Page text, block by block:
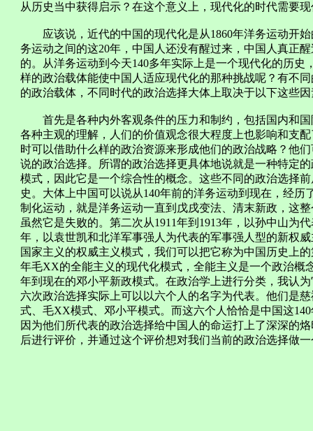
从历史当中获得启示？在这个意义上，现代化的时代需要
应该说，近代的中国的现代化是从1860年洋务运动开始
务运动之间的这20年，中国人还没有醒过来，中国人真正
的。从洋务运动到今天140多年实际上是一个现代化的历
样的政治载体能使中国人适应现代化的那种挑战呢？有不
的政治载体，不同时代的政治选择大体上取决于以下这些
首先是各种内外客观条件的压力和制约，包括国内和国
各种主观的理解，人们的价值观念很大程度上也影响和支
时可以借助什么样的政治资源来形成他们的政治战略？他
说的政治选择。所谓的政治选择更具体地说就是一种特定
模式，因此它是一个综合性的概念。这些不同的政治选择
史。大体上中国可以说从140年前的洋务运动到现在，经
制化运动，就是洋务运动一直到戊戌变法、清末新政，这
虽然它是失败的。第二次从1911年到1913年，以孙中山为
年，以袁世凯和北洋军事强人为代表的军事强人型的新权
国家主义的权威主义模式，我们可以把它称为中国历史上
年毛XX的全能主义的现代化模式，全能主义是一个政治概
年到现在的邓小平新政模式。在政治学上进行分类，我认
六次政治选择实际上可以以六个人的名字为代表。他们是
式、毛XX模式、邓小平模式。而这六个人恰恰是中国这
因为他们所代表的政治选择给中国人的命运打上了深深的
后进行评价，并通过这个评价想对我们当前的政治选择做